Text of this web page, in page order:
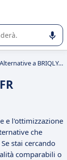
un
Alternative a BRIQLY.FR
e l'ottimizzazione
che
stai cercando
comparabili o